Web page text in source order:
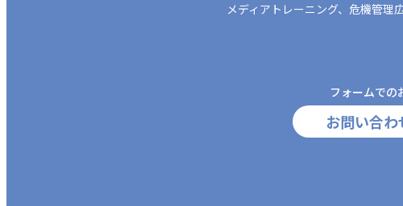
メディアトレーニング、 危機管理
フォームでの
お問い合